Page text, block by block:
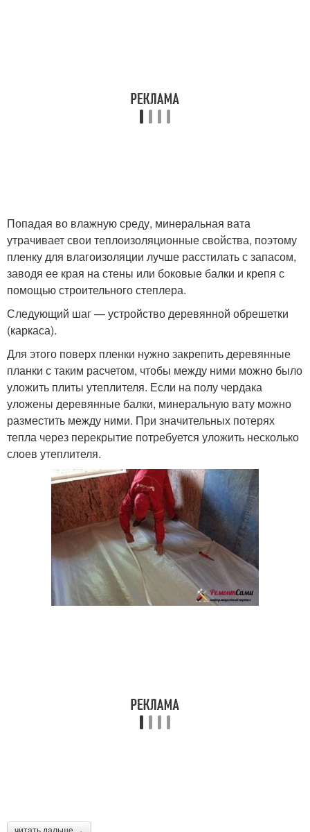
Попадая во влажную среду, минеральная вата
утрачивает свои теплоизоляционные свойства, поэтому
пленку для влагоизоляции лучше расстилать с запасом,
заводя ее края на стены или боковые балки и крепя с
помощью строительного степлера.
Следующий шаг — устройство деревянной обрешетки
(каркаса).
Для этого поверх пленки нужно закрепить деревянные
планки с таким расчетом, чтобы между ними можно было
уложить плиты утеплителя. Если на полу чердака
уложены деревянные балки, минеральную вату можно
разместить между ними. При значительных потерях
тепла через перекрытие потребуется уложить несколько
слоев утеплителя.